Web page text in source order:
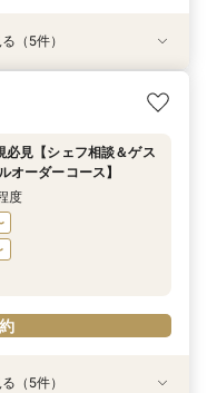
えるレストランチケッ
見【シェフ相談＆ゲス
オーダーコース】
×世界大会優勝パティシ
フト券×12大特典×プ
度
ロ集団と創る】会場＆見
】リングドッグ＆専用衣
（5件）
必見【シェフ相談＆ゲス
オーダーコース】
度
（5件）